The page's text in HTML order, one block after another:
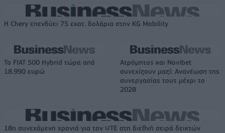
Η Chery επενδύει 75 εκατ. δολάρια στην KG Mobility
Το FIAT 500 Hybrid τώρα από
18.990 ευρώ
Ατρόμητος και Novibet
συνεχίζουν μαζί: Ανανέωση της
συνεργασίας τους μέχρι το
2028
18η συνεχόμενη χρονιά για τον ΟΤΕ στη διεθνή σειρά δεικτών